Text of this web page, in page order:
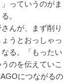
っていうのがま
。
んが、まず削り
うとおっしゃっ
る。「もったい
のを伝えていこ
につながるの